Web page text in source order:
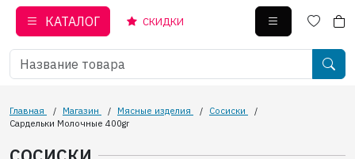
КАТАЛОГ СКИДКИ
Главная / Магазин / Мясные изделия / Сосиски
/
Сардельки Молочные 400gr